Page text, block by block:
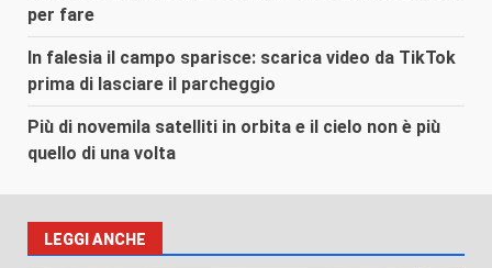
per fare
In falesia il campo sparisce: scarica video da TikTok
prima di lasciare il parcheggio
Più di novemila satelliti in orbita e il cielo non è più
quello di una volta
LEGGI ANCHE